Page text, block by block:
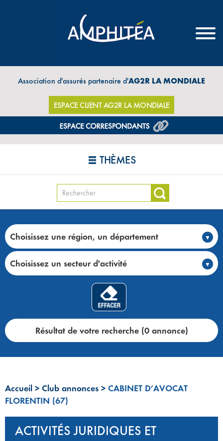
Association d'assurés partenaire d'AG2R LA MONDIALE
ESPACE CLIENT AG2R LA MONDIALE
THÈMES
Choisissez une région, un département
Choisissez un secteur d'activité
Résultat de votre recherche (0 annonce)
Accueil > Club annonces > CABINET D’AVOCAT
FLORENTIN (67)
ACTIVITÉS JURIDIQUES ET